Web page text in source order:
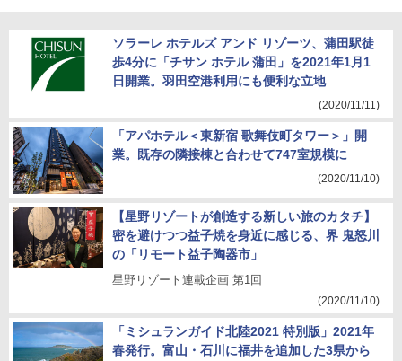
ソラーレ ホテルズ アンド リゾーツ、蒲田駅徒
歩4分に「チサン ホテル 蒲田」を2021年1月1
日開業。羽田空港利用にも便利な立地
(2020/11/11)
「アパホテル＜東新宿 歌舞伎町タワー＞」開
業。既存の隣接棟と合わせて747室規模に
(2020/11/10)
【星野リゾートが創造する新しい旅のカタチ】
密を避けつつ益子焼を身近に感じる、界 鬼怒川
の「リモート益子陶器市」
星野リゾート連載企画 第1回
(2020/11/10)
「ミシュランガイド北陸2021 特別版」2021年
春発行。富山・石川に福井を追加した3県から